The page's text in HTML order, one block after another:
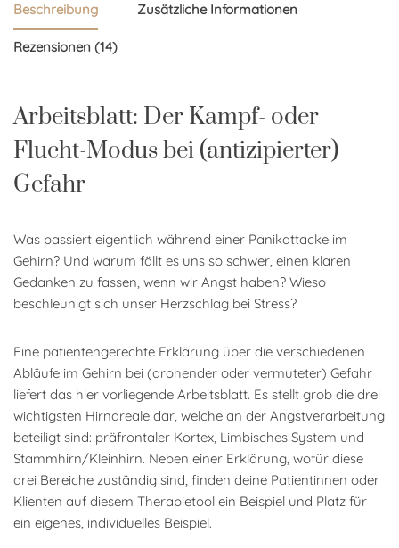
Beschreibung Zusätzliche Informationen
Rezensionen (14)
Arbeitsblatt: Der Kampf- oder
Flucht-Modus bei (antizipierter)
Gefahr
Was passiert eigentlich während einer Panikattacke im
Gehirn? Und warum fällt es uns so schwer, einen klaren
Gedanken zu fassen, wenn wir Angst haben? Wieso
beschleunigt sich unser Herzschlag bei Stress?
Eine patientengerechte Erklärung über die verschiedenen
Abläufe im Gehirn bei (drohender oder vermuteter) Gefahr
liefert das hier vorliegende Arbeitsblatt. Es stellt grob die drei
wichtigsten Hirnareale dar, welche an der Angstverarbeitung
beteiligt sind: präfrontaler Kortex, Limbisches System und
Stammhirn/Kleinhirn. Neben einer Erklärung, wofür diese
drei Bereiche zuständig sind, finden deine Patientinnen oder
Klienten auf diesem Therapietool ein Beispiel und Platz für
ein eigenes, individuelles Beispiel.